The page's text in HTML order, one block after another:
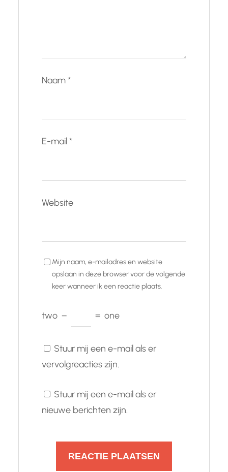
Naam*
E-mail*
Website
Mijn naam, e-mailadres en website
opslaan in deze browser voor de volgende
keer wanneer ik een reactie plaats.
two − = one
Stuur mij een e-mail als er
vervolgreacties zijn.
Stuur mij een e-mail als er
nieuwe berichten zijn.